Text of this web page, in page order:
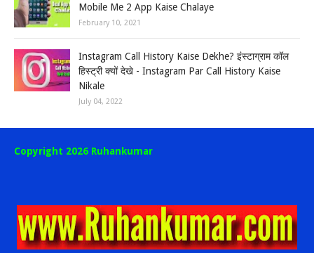
Mobile Me 2 App Kaise Chalaye
February 10, 2021
Instagram Call History Kaise Dekhe? इंस्टाग्राम कॉल
हिस्ट्री क्यों देखे - Instagram Par Call History Kaise
Nikale
July 04, 2022
Copyright 2026 Ruhankumar